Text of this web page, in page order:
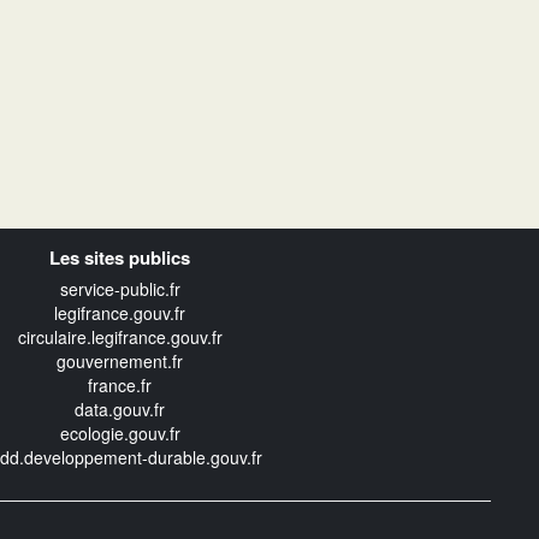
Les sites publics
service-public.fr
legifrance.gouv.fr
circulaire.legifrance.gouv.fr
gouvernement.fr
france.fr
data.gouv.fr
ecologie.gouv.fr
durable.gouv.fr